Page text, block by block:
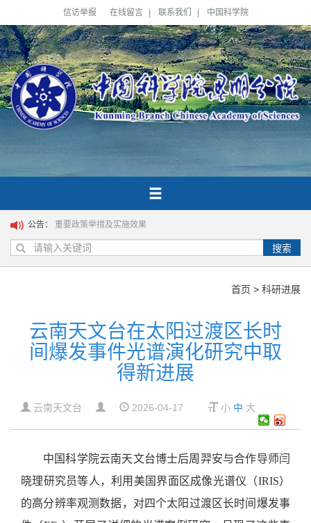
信访举报 在线留言 联系我们 中国科学院
公告： 重要政策举措及实施效果
搜索
首页 > 科研进展
云南天文台在太阳过渡区长时
间爆发事件光谱演化研究中取
得新进展
云南天文台 2026-04-17 小 中 大
中国科学院云南天文台博士后周羿安与合作导师闫
晓理研究员等人，利用美国界面区成像光谱仪（IRIS）
的高分辨率观测数据，对四个太阳过渡区长时间爆发事